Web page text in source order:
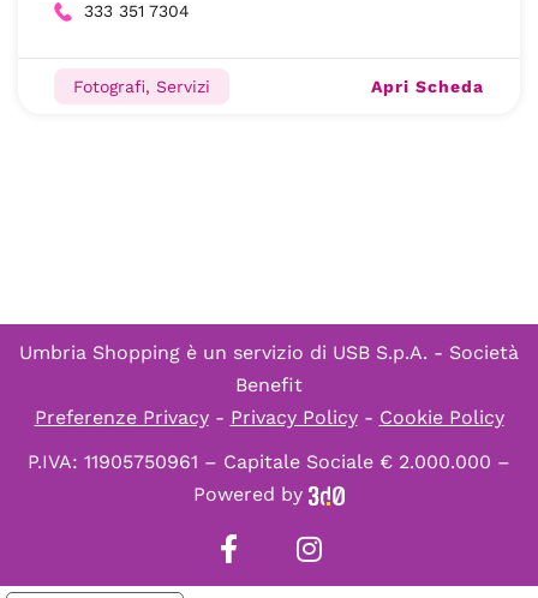
333 351 7304
Fotografi, Servizi Apri Scheda
Umbria Shopping è un servizio di USB S.p.A. - Società
Benefit
Preferenze Privacy- Privacy Policy- Cookie Policy
P.IVA: 11905750961 – Capitale Sociale € 2.000.000 –
Powered by